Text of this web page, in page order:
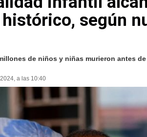
según
de niños y niñas murieron antes
a las 10:40